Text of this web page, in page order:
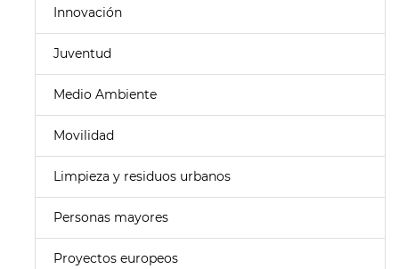
Innovación
Juventud
Medio Ambiente
Movilidad
Limpieza y residuos urbanos
Personas mayores
Proyectos europeos